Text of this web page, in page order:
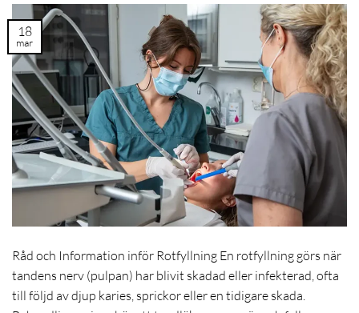
18
mar
Råd och Information inför Rotfyllning En rotfyllning görs när
tandens nerv (pulpan) har blivit skadad eller infekterad, ofta
till följd av djup karies, sprickor eller en tidigare skada.